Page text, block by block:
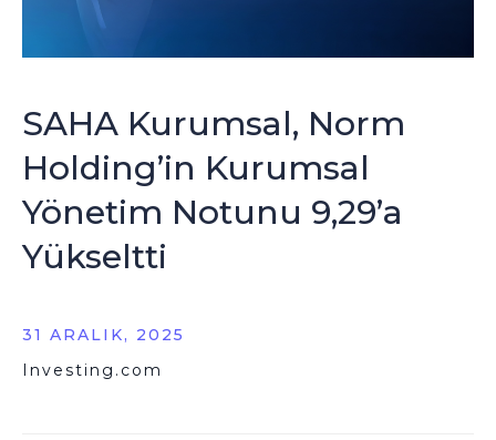
SAHA Kurumsal, Norm
Holding’in Kurumsal
Yönetim Notunu 9,29’a
Yükseltti
31 ARALIK, 2025
Investing.com